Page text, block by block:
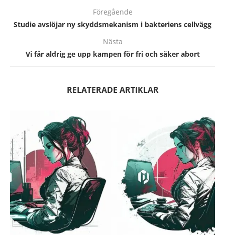
Föregående
Studie avslöjar ny skyddsmekanism i bakteriens cellvägg
Nästa
Vi får aldrig ge upp kampen för fri och säker abort
RELATERADE ARTIKLAR